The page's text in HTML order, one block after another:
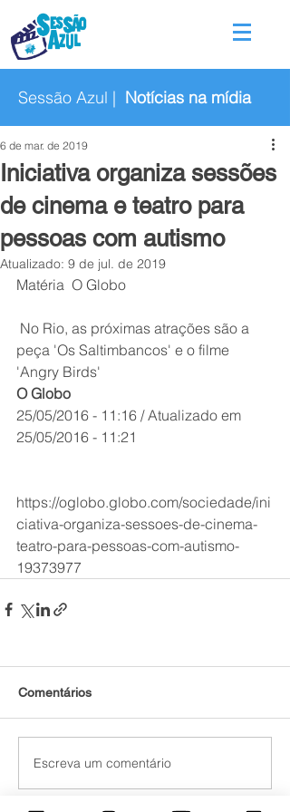
Sessão Azul | Notícias na mídia
Iniciativa organiza sessões
de cinema e teatro para
pessoas com autismo
6 de mar. de 2019
Atualizado: 9 de jul. de 2019
Matéria  O Globo
peça 'Os Saltimbancos' e o filme
'Angry Birds'
O Globo
25/05/2016 - 11:16 / Atualizado em
25/05/2016 - 11:21
https://oglobo.globo.com/sociedade/ini
ciativa-organiza-sessoes-de-cinema-
teatro-para-pessoas-com-autismo-
19373977
Comentários
Escreva um comentário